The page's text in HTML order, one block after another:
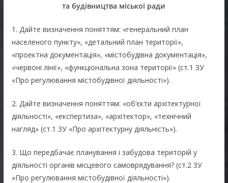
та будівництва міської ради
1. Дайте визначення поняттям: «генеральний план
населеного пункту», «детальний план території»,
«проектна документація», «містобудівна документація»,
«червоні лінії», «функціональна зона території» (ст.1 ЗУ
«Про регулювання містобудівної діяльності»).
2. Дайте визначення поняттям: «об’єкти архітектурної
діяльності», «експертиза», «архітектор», «технічний
нагляд» (ст.1 ЗУ «Про архітектурну діяльність»).
3. Що передбачає планування і забудова територій у
діяльності органів місцевого самоврядування? (ст.2 ЗУ
«Про регулювання містобудівної діяльності»).